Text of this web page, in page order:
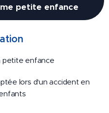
petite enfance
ation
petite enfance
lors d'un accident en